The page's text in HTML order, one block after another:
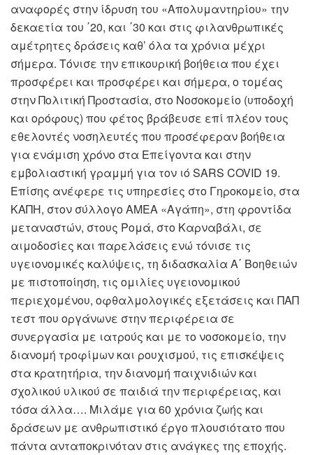
αναφορές στην ίδρυση του «Απολυμαντηρίου» την
δεκαετία του ΄20, και ΄30 και στις φιλανθρωπικές
αμέτρητες δράσεις καθ’ όλα τα χρόνια μέχρι
σήμερα. Τόνισε την επικουρική βοήθεια που έχει
προσφέρει και προσφέρει και σήμερα, ο τομέας
στην Πολιτική Προστασία, στο Νοσοκομείο (υποδοχή
και ορόφους) που φέτος βράβευσε επί πλέον τους
εθελοντές νοσηλευτές που προσέφεραν βοήθεια
για ενάμιση χρόνο στα Επείγοντα και στην
εμβολιαστική γραμμή για τον ιό SARS COVID 19.
Επίσης ανέφερε τις υπηρεσίες στο Γηροκομείο, στα
ΚΑΠΗ, στον σύλλογο ΑΜΕΑ «Αγάπη», στη φροντίδα
μεταναστών, στους Ρομά, στο Καρναβάλι, σε
αιμοδοσίες και παρελάσεις ενώ τόνισε τις
υγειονομικές καλύψεις, τη διδασκαλία Α΄ Βοηθειών
με πιστοποίηση, τις ομιλίες υγειονομικού
περιεχομένου, οφθαλμολογικές εξετάσεις και ΠΑΠ
τεστ που οργάνωνε στην περιφέρεια σε
συνεργασία με ιατρούς και με το νοσοκομείο, την
διανομή τροφίμων και ρουχισμού, τις επισκέψεις
στα κρατητήρια, την διανομή παιχνιδιών και
σχολικού υλικού σε παιδιά την περιφέρειας, και
τόσα άλλα…. Μιλάμε για 60 χρόνια ζωής και
δράσεων με ανθρωπιστικό έργο πλουσιότατο που
πάντα ανταποκρινόταν στις ανάγκες της εποχής.